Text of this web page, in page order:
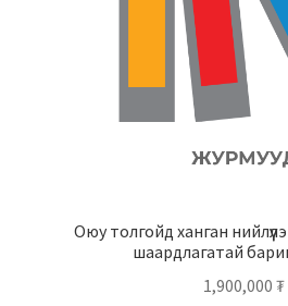
Оюу толгойд ханган
шаардлагатай
1,900,000 ₮